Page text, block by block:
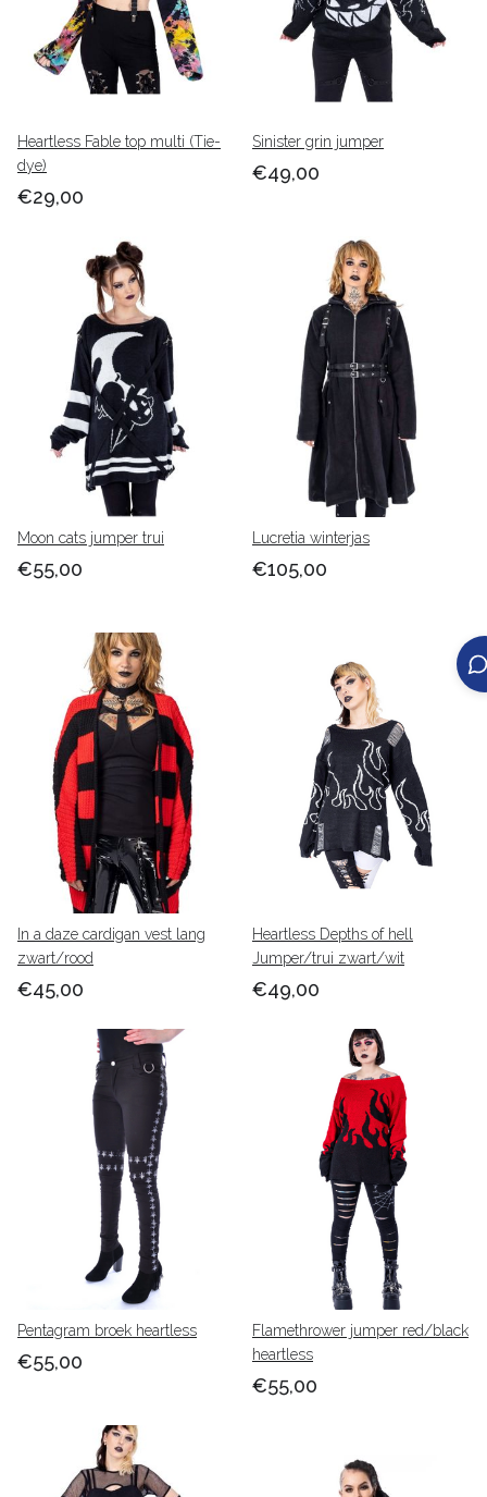
Heartless Fable top multi (Tie-
dye)
€29,00
Sinister grin jumper
€49,00
Moon cats jumper trui
€55,00
Lucretia winterjas
€105,00
In a daze cardigan vest lang
zwart/rood
€45,00
Heartless Depths of hell
Jumper/trui zwart/wit
€49,00
Pentagram broek heartless
€55,00
Flamethrower jumper red/black
heartless
€55,00